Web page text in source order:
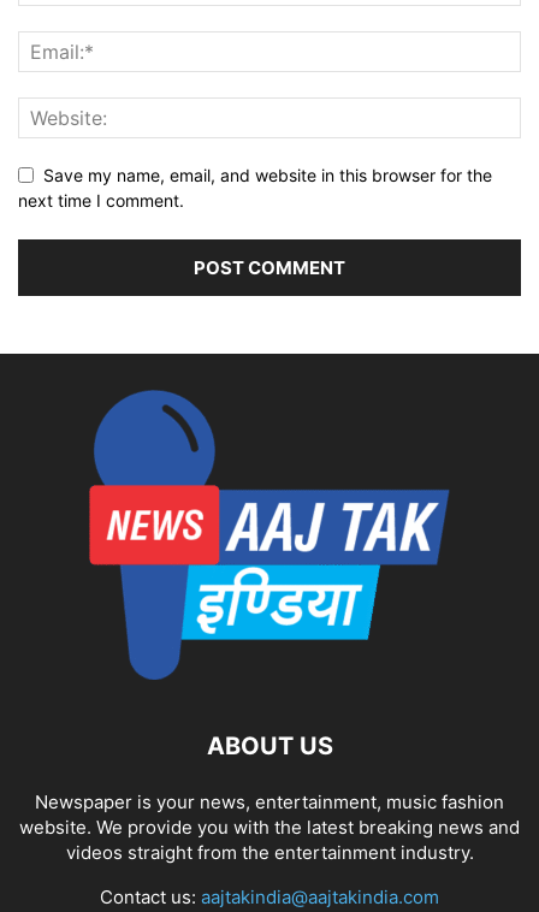
Save my name, email, and website in this browser for the
next time I comment.
ABOUT US
Newspaper is your news, entertainment, music fashion
website. We provide you with the latest breaking news and
videos straight from the entertainment industry.
Contact us: aajtakindia@aajtakindia.com